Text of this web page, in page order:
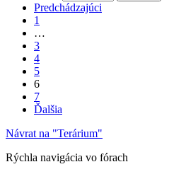
Predchádzajúci
1
…
3
4
5
6
7
Ďalšia
Návrat na "Terárium"
Rýchla navigácia vo fórach